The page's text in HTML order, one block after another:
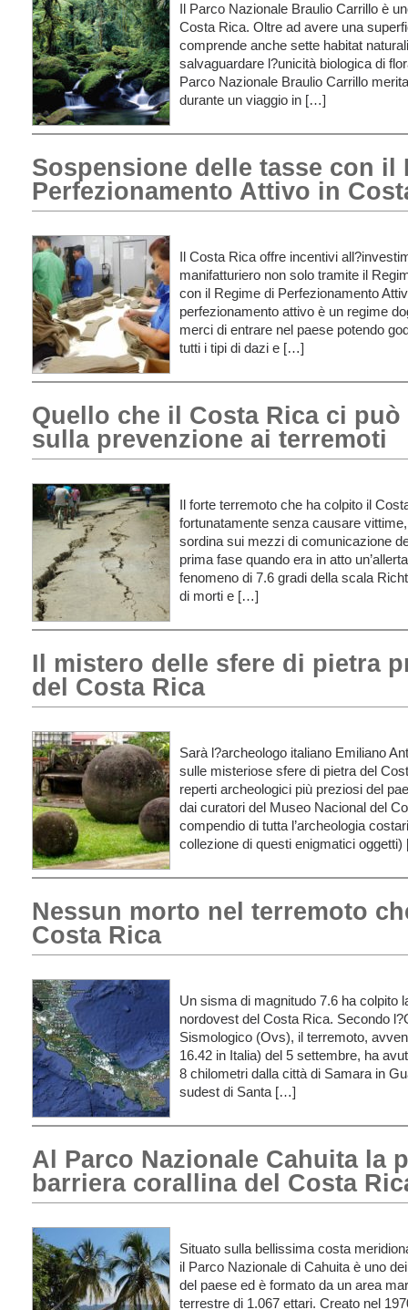
Il Parco Nazionale Braulio Carrillo è
Costa Rica. Oltre ad avere una
comprende anche sette habitat
salvaguardare l?unicità biologica di
Parco Nazionale Braulio Carrillo
durante un viaggio in […]
Sospensione delle tasse con il
Perfezionamento Attivo in
Il Costa Rica offre incentivi
manifatturiero non solo tramite il
con il Regime di Perfezionamento
perfezionamento attivo è un regime
merci di entrare nel paese potendo
tutti i tipi di dazi e […]
Quello che il Costa Rica ci
sulla prevenzione ai terremoti
Il forte terremoto che ha colpito il
fortunatamente senza causare
sordina sui mezzi di comunicazione
prima fase quando era in atto
fenomeno di 7.6 gradi della scala
di morti e […]
Il mistero delle sfere di pietra
del Costa Rica
Sarà l?archeologo italiano Emiliano
sulle misteriose sfere di pietra del
reperti archeologici più preziosi del
dai curatori del Museo Nacional del
compendio di tutta l’archeologia
collezione di questi enigmatici
Nessun morto nel terremoto
Costa Rica
Un sisma di magnitudo 7.6 ha colpito
nordovest del Costa Rica. Secondo
Sismologico (Ovs), il terremoto,
16.42 in Italia) del 5 settembre, ha
8 chilometri dalla città di Samara in
sudest di Santa […]
Al Parco Nazionale Cahuita la
barriera corallina del Costa
Situato sulla bellissima costa
il Parco Nazionale di Cahuita è uno
del paese ed è formato da un area
terrestre di 1.067 ettari. Creato nel